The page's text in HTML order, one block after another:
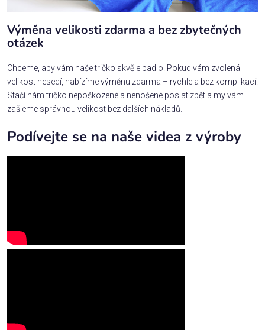
Výměna velikosti zdarma a bez zbytečných
otázek
Chceme, aby vám naše tričko skvěle padlo. Pokud vám zvolená
velikost nesedí, nabízíme výměnu zdarma – rychle a bez komplikací.
Stačí nám tričko nepoškozené a nenošené poslat zpět a my vám
zašleme správnou velikost bez dalších nákladů.
Podívejte se na naše videa z výroby